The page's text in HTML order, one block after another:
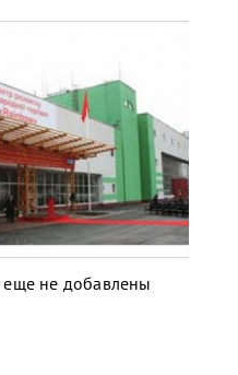
не добавлены